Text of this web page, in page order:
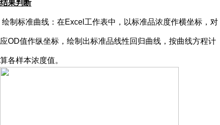
结果判断
绘制标准曲线：在Excel工作表中，以标准品浓度作横坐标，对
应OD值作纵坐标，绘制出标准品线性回归曲线，按曲线方程计
算各样本浓度值。